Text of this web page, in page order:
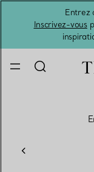
Entrez
Inscrivez-vous